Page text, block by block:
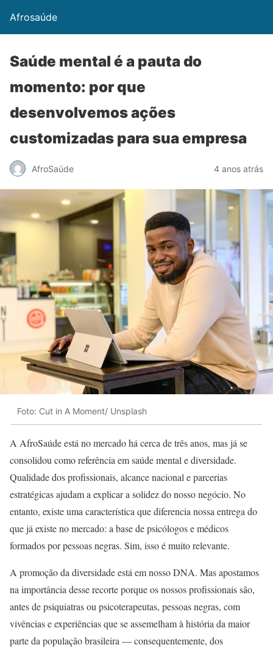
Afrosaúde
Saúde mental é a pauta do
momento: por que
desenvolvemos ações
customizadas para sua empresa
AfroSaúde 4 anos atrás
Foto: Cut in A Moment/ Unsplash
A AfroSaúde está no mercado há cerca de três anos, mas já se
consolidou como referência em saúde mental e diversidade.
Qualidade dos profissionais, alcance nacional e parcerias
estratégicas ajudam a explicar a solidez do nosso negócio. No
entanto, existe uma característica que diferencia nossa entrega do
que já existe no mercado: a base de psicólogos e médicos
formados por pessoas negras. Sim, isso é muito relevante.
A promoção da diversidade está em nosso DNA. Mas apostamos
na importância desse recorte porque os nossos profissionais são,
antes de psiquiatras ou psicoterapeutas, pessoas negras, com
vivências e experiências que se assemelham à história da maior
parte da população brasileira — consequentemente, dos